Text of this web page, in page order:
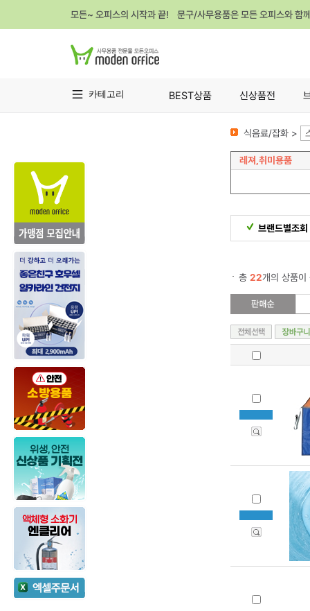
모든~ 오피스의 시작과 끝! 문구/사무용품은 모든 오피스와 함
카테고리 BEST상품 신상품전
식음료/잡화 >
레져,취미용품
브랜드별조회
총 22개의 상품이